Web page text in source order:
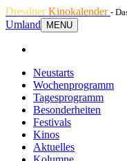
DresdnerKinokalender -
Umland
MENU
Neustarts
Wochenprogramm
Tagesprogramm
Besonderheiten
Festivals
Kinos
Aktuelles